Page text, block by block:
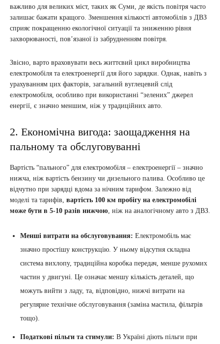
важливо для великих міст, таких як Суми, де якість повітря часто
залишає бажати кращого. Зменшення кількості автомобілів з ДВЗ
сприяє покращенню екологічної ситуації та зниженню рівня
захворюваності, пов’язаної із забрудненням повітря.
Звісно, варто враховувати весь життєвий цикл виробництва
електромобіля та електроенергії для його зарядки. Однак, навіть з
урахуванням цих факторів, загальний вуглецевий слід
електромобіля, особливо при використанні “зелених” джерел
енергії, є значно меншим, ніж у традиційних авто.
2. Економічна вигода: заощадження на
пальному та обслуговуванні
Вартість “пального” для електромобіля – електроенергії – значно
нижча, ніж вартість бензину чи дизельного палива. Особливо це
відчутно при зарядці вдома за нічним тарифом. Залежно від
моделі та тарифів, вартість 100 км пробігу на електромобілі
може бути в 5-10 разів нижчою, ніж на аналогічному авто з ДВЗ.
Менші витрати на обслуговування: Електромобіль має
значно простішу конструкцію. У ньому відсутня складна
система вихлопу, традиційна коробка передач, менше рухомих
частин у двигуні. Це означає меншу кількість деталей, що
можуть вийти з ладу, та, відповідно, нижчі витрати на
регулярне технічне обслуговування (заміна мастила, фільтрів
тощо).
Податкові пільги та стимули: В Україні діють пільги при